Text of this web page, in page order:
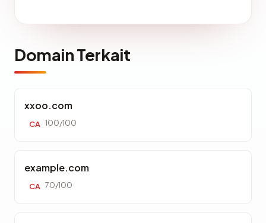
Domain Terkait
xxoo.com
CA 100/100
example.com
CA 70/100